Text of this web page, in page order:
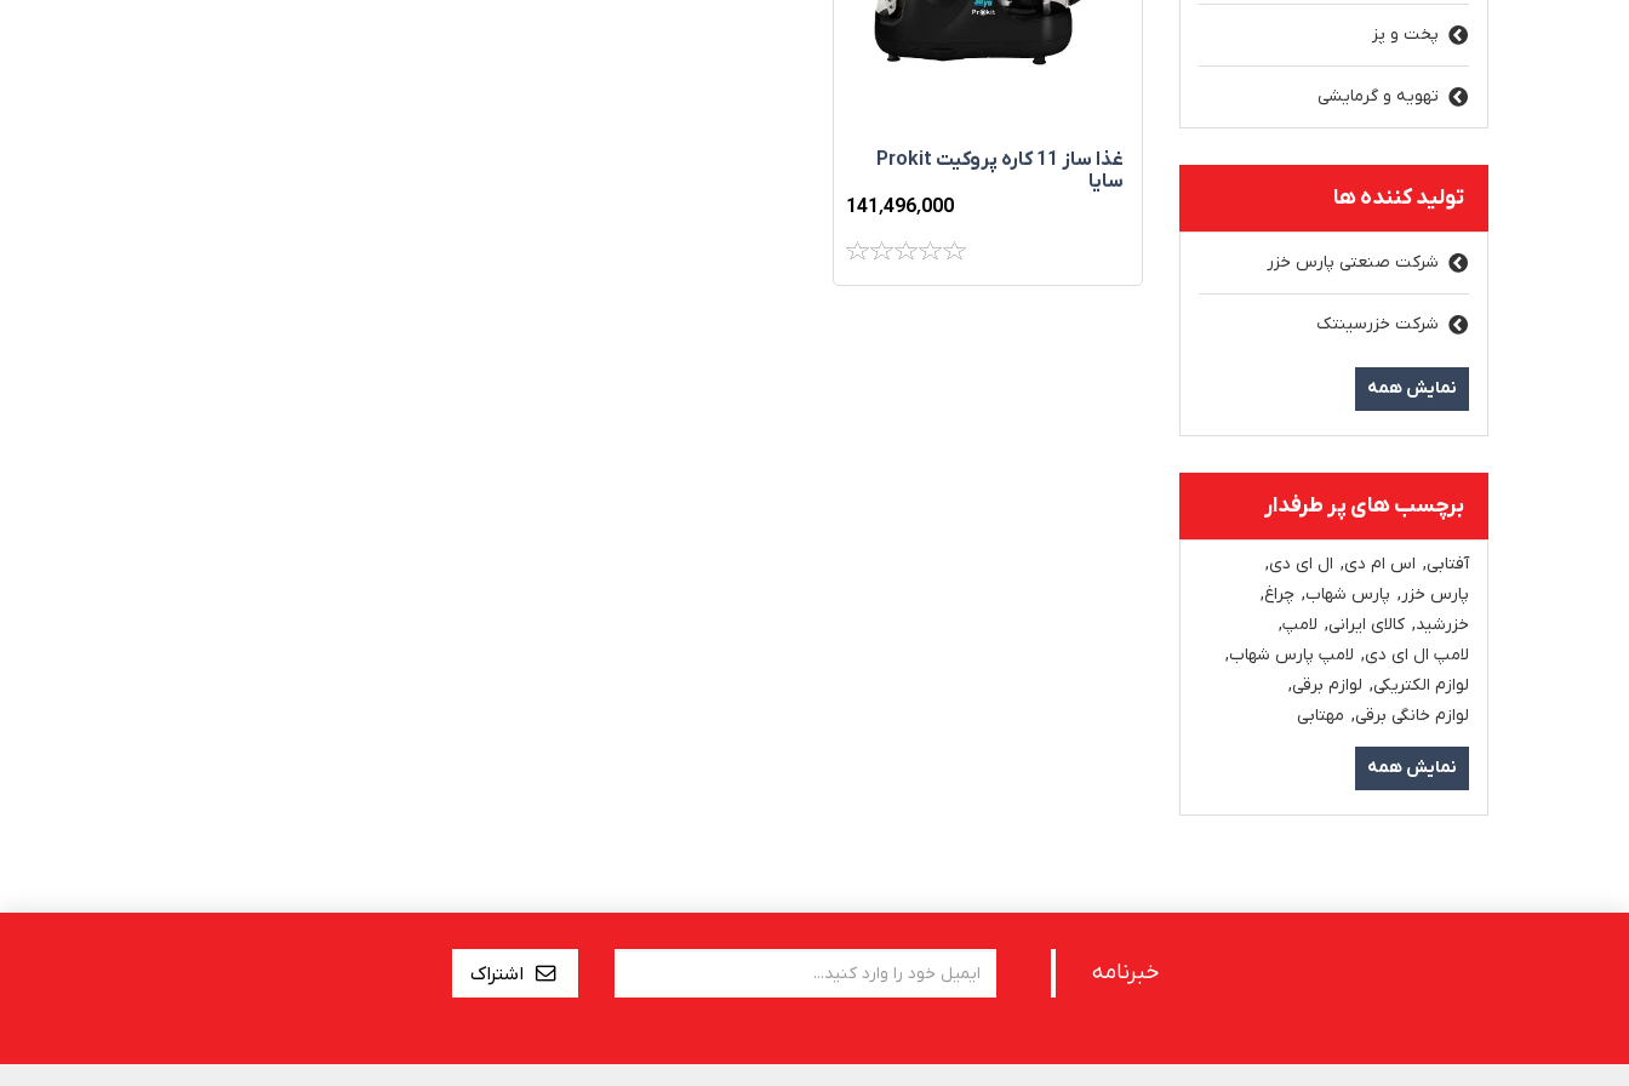
پخت و پز
تهویه و گرمایشی
تولید کننده ها
شرکت صنعتی پارس خزر
شرکت خزرسینتک
نمایش همه
برچسب های پر طرفدار
آفتابی, اس ام دی, ال ای دی,
پارس خزر, پارس شهاب, چراغ,
خزرشید, کالای ایرانی, لامپ,
لامپ ال ای دی, لامپ پارس شهاب,
لوازم الکتریکی, لوازم برقی,
لوازم خانگی برقی, مهتابی
نمایش همه
غذا ساز 11 کاره پروکيت Prokit
سایا
141٬496٬000
خبرنامه اشتراک